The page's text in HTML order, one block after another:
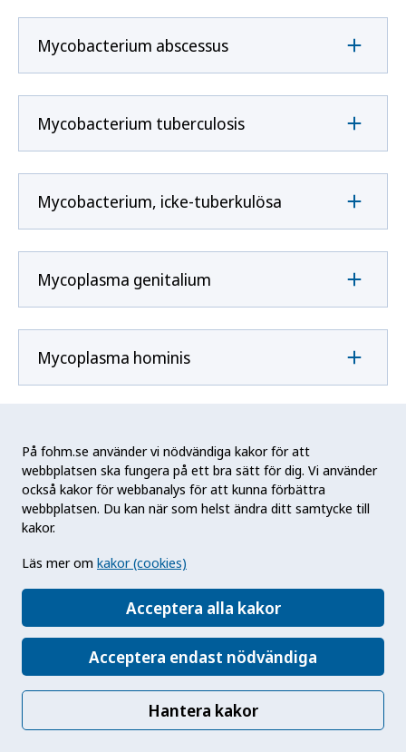
På fohm.se använder vi nödvändiga kakor för att
webbplatsen ska fungera på ett bra sätt för dig. Vi använder
också kakor för webbanalys för att kunna förbättra
webbplatsen. Du kan när som helst ändra ditt samtycke till
kakor.
Läs mer om kakor (cookies)
Acceptera alla kakor
Acceptera endast nödvändiga
Hantera kakor
Mycobacterium abscessus
Mycobacterium tuberculosis
Mycobacterium, icke-tuberkulösa
Mycoplasma genitalium
Mycoplasma hominis
N
Neisseria gonorrhoeae
Neisseria meningitidis